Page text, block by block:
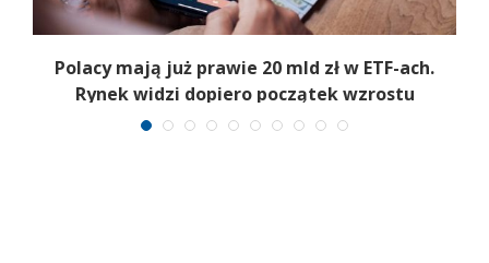
Polacy mają już prawie 20 mld zł w ETF-ach.
Rynek widzi dopiero początek wzrostu